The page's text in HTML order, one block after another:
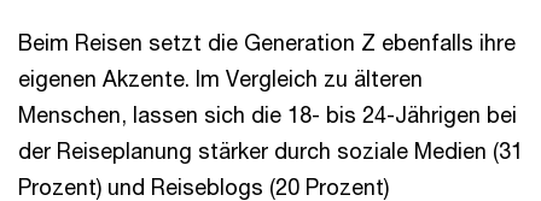
Beim Reisen setzt die Generation Z ebenfalls ihre
eigenen Akzente. Im Vergleich zu älteren
Menschen, lassen sich die 18- bis 24-Jährigen bei
der Reiseplanung stärker durch soziale Medien (31
Prozent) und Reiseblogs (20 Prozent)